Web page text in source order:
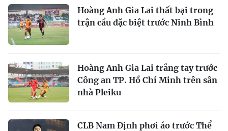
Hoàng Anh Gia Lai thất bại trong
trận cầu đặc biệt trước Ninh Bình
Hoàng Anh Gia Lai trắng tay trước
Công an TP. Hồ Chí Minh trên sân
nhà Pleiku
CLB Nam Định phơi áo trước Thể